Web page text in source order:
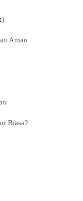
Aman
Biasa?